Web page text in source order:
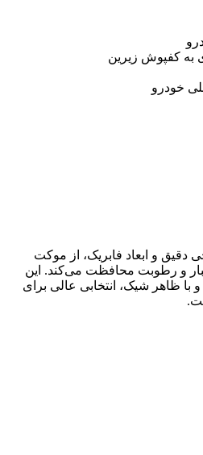
به کفپوش زیرین
خودرو
دقیق و ابعاد فابریک، از موکت
و رطوبت محافظت می‌کند. این
ظاهر شیک، انتخابی عالی برای